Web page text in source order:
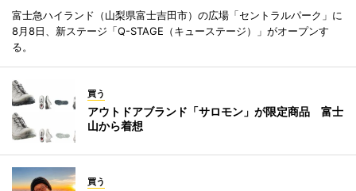
富士急ハイランド（山梨県富士吉田市）の広場「セントラルパーク」に
8月8日、新ステージ「Q-STAGE（キューステージ）」がオープンす
る。
買う
アウトドアブランド「サロモン」が限定商品 富士
山から着想
買う